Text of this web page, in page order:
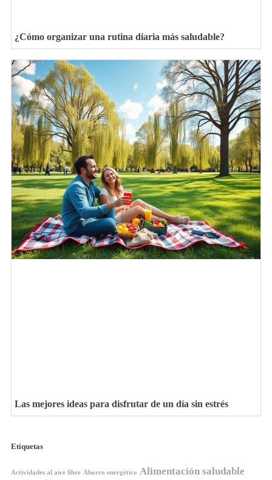
¿Cómo organizar una rutina diaria más saludable?
Las mejores ideas para disfrutar de un día sin estrés
Etiquetas
Actividades al aire libre Ahorro energético Alimentación saludable